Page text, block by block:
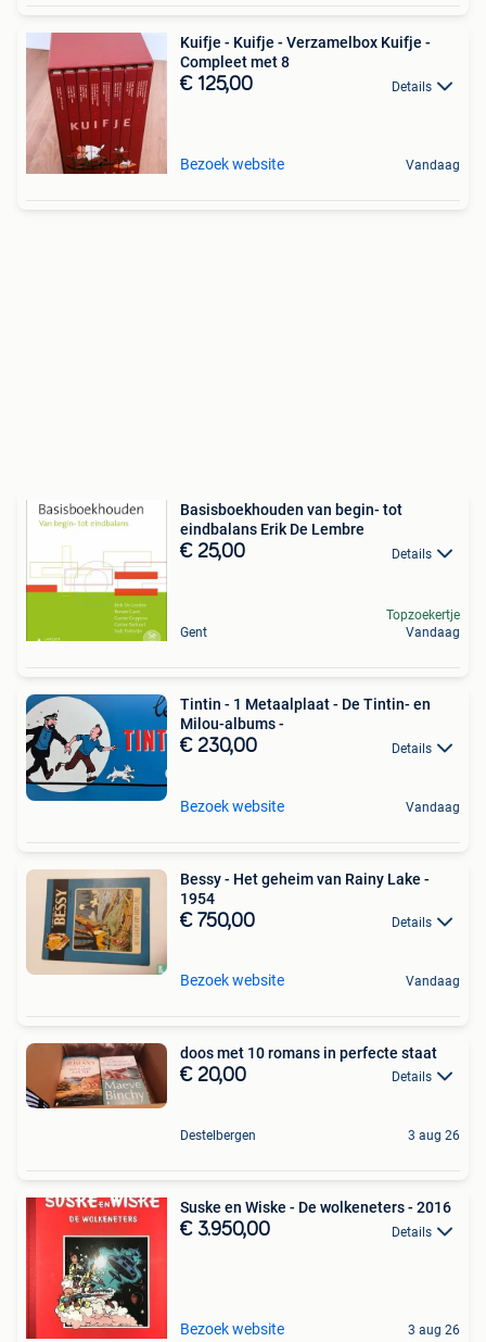
Kuifje - Kuifje - Verzamelbox Kuifje -
Compleet met 8
€ 125,00 Details
Bezoek website Vandaag
Basisboekhouden van begin- tot
eindbalans Erik De Lembre
€ 25,00 Details
Gent
Topzoekertje
Vandaag
Tintin - 1 Metaalplaat - De Tintin- en
Milou-albums -
€ 230,00 Details
Bezoek website Vandaag
Bessy - Het geheim van Rainy Lake -
1954
€ 750,00 Details
Bezoek website Vandaag
doos met 10 romans in perfecte staat
€ 20,00 Details
Destelbergen 3 aug 26
Suske en Wiske - De wolkeneters - 2016
€ 3.950,00 Details
Bezoek website 3 aug 26